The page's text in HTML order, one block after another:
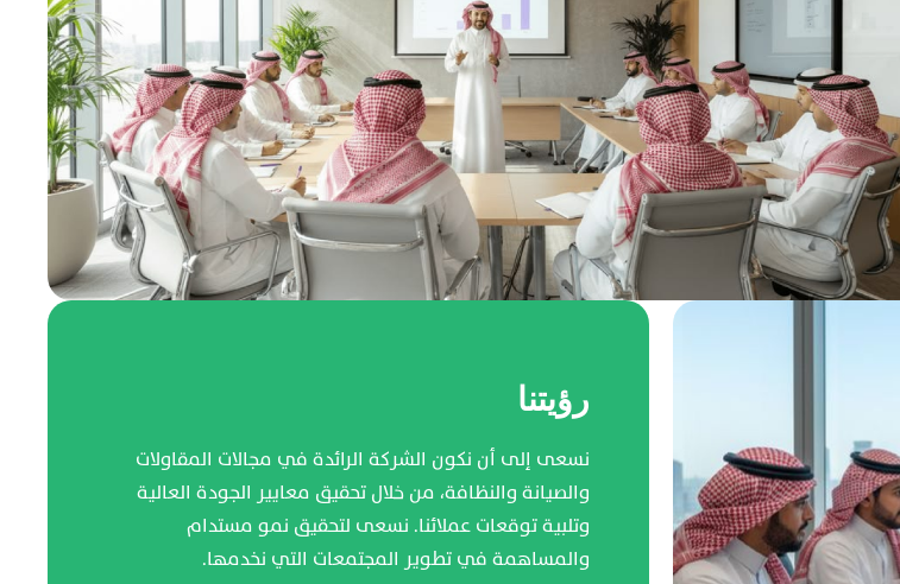
رؤيتنا
نسعى إلى أن نكون الشركة الرائدة في مجالات المقاولات
والصيانة والنظافة، من خلال تحقيق معايير الجودة العالية
وتلبية توقعات عملائنا. نسعى لتحقيق نمو مستدام
والمساهمة في تطوير المجتمعات التي نخدمها.